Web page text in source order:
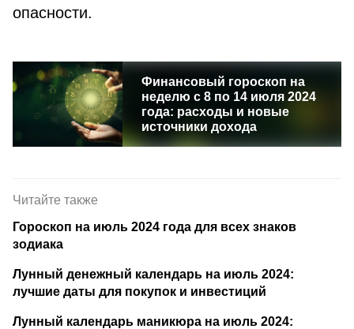
опасности.
Финансовый гороскоп на
неделю с 8 по 14 июля 2024
года: расходы и новые
источники дохода
Читайте также
Гороскоп на июль 2024 года для всех знаков
зодиака
Лунный денежный календарь на июль 2024:
лучшие даты для покупок и инвестиций
Лунный календарь маникюра на июль 2024: